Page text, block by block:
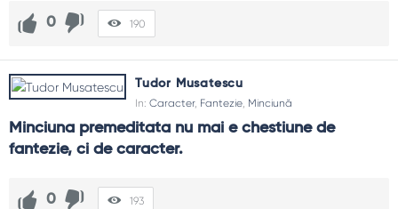
0 190
Tudor Musatescu
In: Caracter, Fantezie, Minciună
Minciuna premeditata nu mai e chestiune de
fantezie, ci de caracter.
0 193